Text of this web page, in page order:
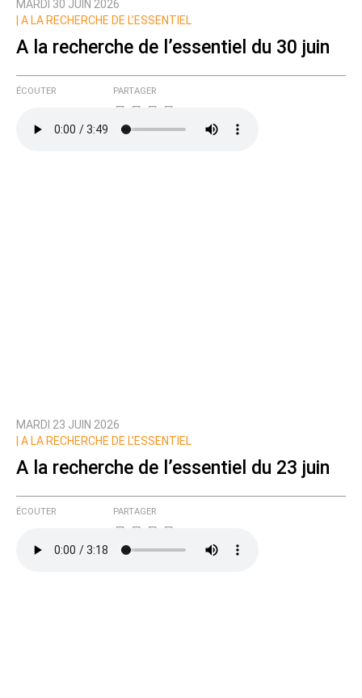
MARDI 30 JUIN 2026
A LA RECHERCHE DE L’ESSENTIEL
A la recherche de l’essentiel du 30 juin
ÉCOUTER PARTAGER
MARDI 23 JUIN 2026
A LA RECHERCHE DE L’ESSENTIEL
A la recherche de l’essentiel du 23 juin
ÉCOUTER PARTAGER